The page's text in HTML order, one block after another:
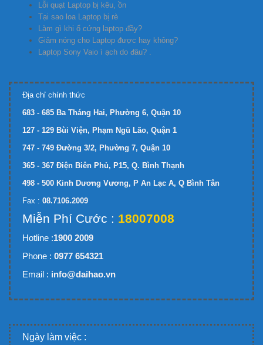
Lỗi quạt Laptop bị kêu, ồn
Tại sao loa Laptop bị rè
Làm gì khi ổ cứng laptop đầy?
Giảm nóng cho Laptop được hay không?
Laptop Sony Vaio ì ạch do đâu? .
Địa chỉ chính thức
683 - 685 Ba Tháng Hai, Phường 6, Quận 10
127 - 129 Bùi Viện, Phạm Ngũ Lão, Quận 1
747 - 749 Đường 3/2, Phường 7, Quận 10
365 - 367 Điện Biên Phủ, P15, Q. Bình Thạnh
498 - 500 Kinh Dương Vương, P An Lạc A, Q Bình Tân
Fax : 08.7106.2009
Miễn Phí Cước : 18007008
Hotline :1900 2009
Phone : 0977 654321
Email : info@daihao.vn
Ngày làm việc :